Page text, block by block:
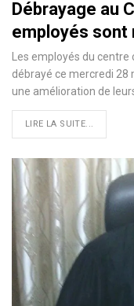
Débrayage au
employés sont
Les employés du
débrayé ce mercredi 28
une amélioration de
LIRE LA SUITE...